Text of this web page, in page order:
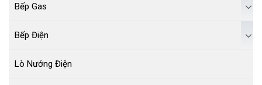
Bếp Gas
Bếp Điện
Lò Nướng Điện